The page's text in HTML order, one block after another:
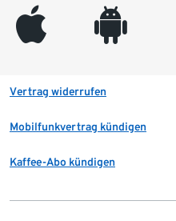
appleinc android
Vertrag widerrufen
Mobilfunkvertrag kündigen
Kaffee-Abo kündigen